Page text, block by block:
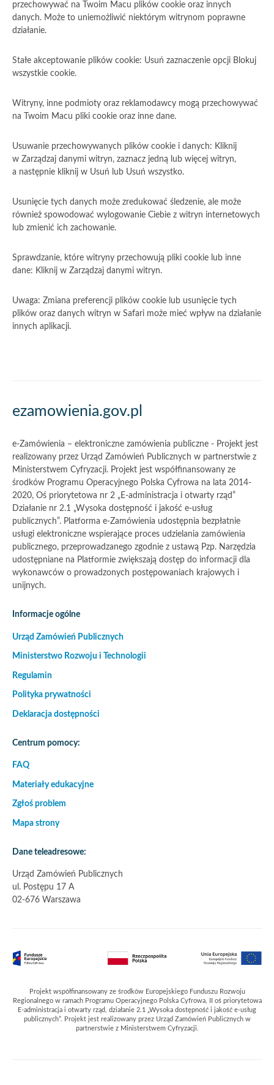
przechowywać na Twoim Macu plików cookie oraz innych
danych. Może to uniemożliwić niektórym witrynom poprawne
działanie.
Stałe akceptowanie plików cookie: Usuń zaznaczenie opcji Blokuj
wszystkie cookie.
Witryny, inne podmioty oraz reklamodawcy mogą przechowywać
na Twoim Macu pliki cookie oraz inne dane.
Usuwanie przechowywanych plików cookie i danych: Kliknij
w Zarządzaj danymi witryn, zaznacz jedną lub więcej witryn,
a następnie kliknij w Usuń lub Usuń wszystko.
Usunięcie tych danych może zredukować śledzenie, ale może
również spowodować wylogowanie Ciebie z witryn internetowych
lub zmienić ich zachowanie.
Sprawdzanie, które witryny przechowują pliki cookie lub inne
dane: Kliknij w Zarządzaj danymi witryn.
Uwaga: Zmiana preferencji plików cookie lub usunięcie tych
plików oraz danych witryn w Safari może mieć wpływ na działanie
innych aplikacji.
Akcje
informacje
o
witrynie
ezamowienia.gov.pl
e-Zamówienia – elektroniczne zamówienia publiczne - Projekt jest
realizowany przez Urząd Zamówień Publicznych w partnerstwie z
Ministerstwem Cyfryzacji. Projekt jest współfinansowany ze
środków Programu Operacyjnego Polska Cyfrowa na lata 2014-
2020, Oś priorytetowa nr 2 „E-administracja i otwarty rząd”
Działanie nr 2.1 „Wysoka dostępność i jakość e-usług
publicznych”. Platforma e-Zamówienia udostępnia bezpłatnie
usługi elektroniczne wspierające proces udzielania zamówienia
publicznego, przeprowadzanego zgodnie z ustawą Pzp. Narzędzia
udostępniane na Platformie zwiększają dostęp do informacji dla
wykonawców o prowadzonych postępowaniach krajowych i
unijnych.
Informacje ogólne
Urząd Zamówień Publicznych
Ministerstwo Rozwoju i Technologii
Regulamin
Polityka prywatności
Deklaracja dostępności
Centrum pomocy:
FAQ
Materiały edukacyjne
Zgłoś problem
Mapa strony
Dane teleadresowe:
Urząd Zamówień Publicznych
ul. Postępu 17 A
02-676 Warszawa
Partnerzy
Projekt współfinansowany ze środków Europejskiego Funduszu Rozwoju
Regionalnego w ramach Programu Operacyjnego Polska Cyfrowa, II oś priorytetowa
E-administracja i otwarty rząd, działanie 2.1 „Wysoka dostępność i jakość e-usług
publicznych”. Projekt jest realizowany przez Urząd Zamówień Publicznych w
partnerstwie z Ministerstwem Cyfryzacji.